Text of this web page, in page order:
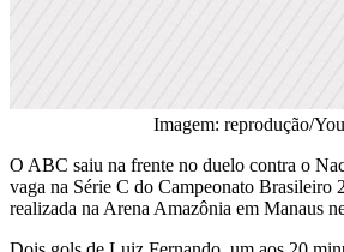
Imagem: reprodução/
O ABC saiu na frente no duelo contra o
vaga na Série C do Campeonato Brasileiro
realizada na Arena Amazônia em Manaus